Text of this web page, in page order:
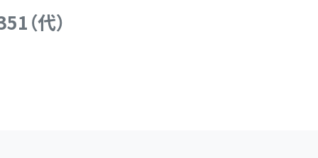
（代）